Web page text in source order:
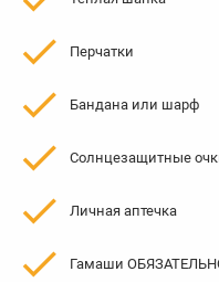
Перчатки
Бандана или шарф
Солнцезащитные
Личная аптечка
Гамаши